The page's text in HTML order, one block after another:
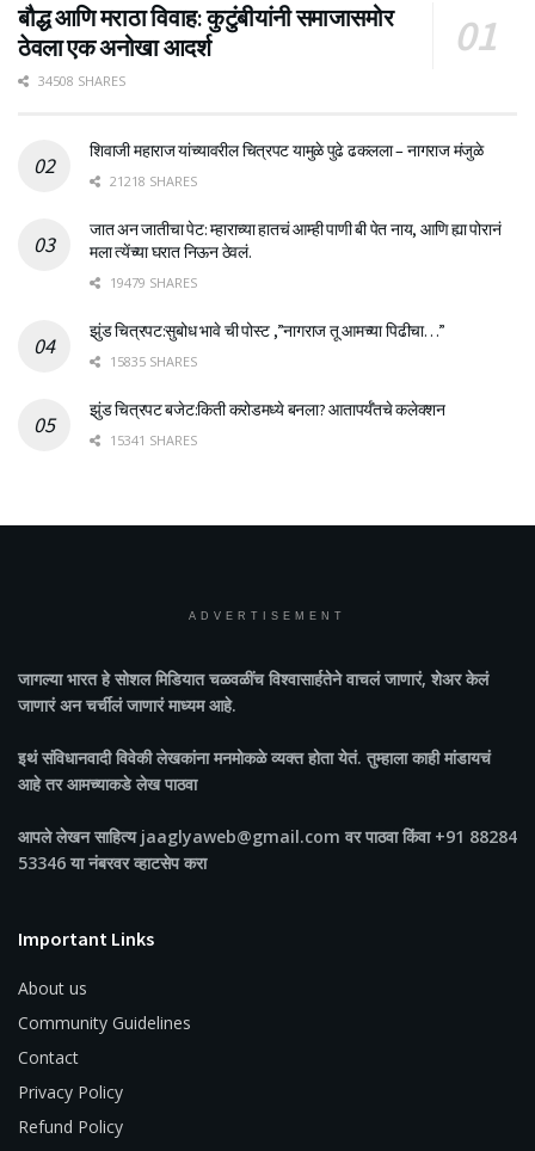
बौद्ध आणि मराठा विवाह: कुटुंबीयांनी समाजासमोर
ठेवला एक अनोखा आदर्श
34508 SHARES
शिवाजी महाराज यांच्यावरील चित्रपट यामुळे पुढे ढकलला – नागराज मंजुळे
21218 SHARES
जात अन जातीचा पेट: म्हाराच्या हातचं आम्ही पाणी बी पेत नाय, आणि ह्या पोरानं
मला त्येंच्या घरात निऊन ठेवलं.
19479 SHARES
झुंड चित्रपट:सुबोध भावे ची पोस्ट ,”नागराज तू आमच्या पिढीचा…”
15835 SHARES
झुंड चित्रपट बजेट:किती करोडमध्ये बनला? आतापर्यँतचे कलेक्शन
15341 SHARES
ADVERTISEMENT
जागल्या भारतहे सोशल मिडियात चळवळींच विश्वासार्हतेने वाचलं जाणारं, शेअर केलं
जाणारं अन चर्चीलं जाणारं माध्यम आहे.
इथं संविधानवादी विवेकी लेखकांना मनमोकळे व्यक्त होता येतं. तुम्हाला काही मांडायचं
आहे तर आमच्याकडे लेख पाठवा
आपले लेखन साहित्य jaaglyaweb@gmail.com वर पाठवा किंवा +91 88284
53346 या नंबरवर व्हाटसेप करा
Important Links
About us
Community Guidelines
Contact
Privacy Policy
Refund Policy